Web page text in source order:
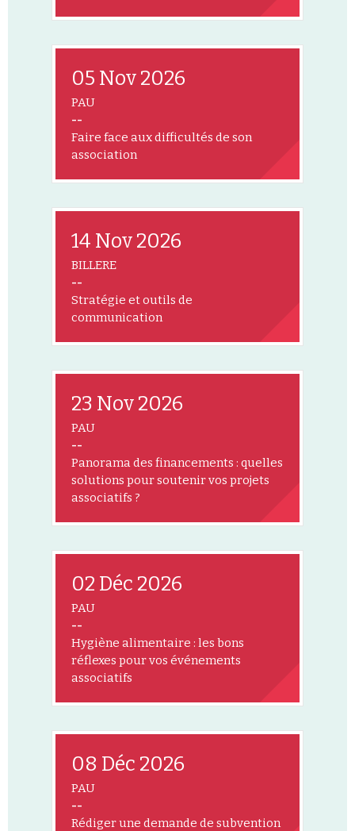
05 Nov 2026
PAU
--
Faire face aux difficultés de son
association
14 Nov 2026
BILLERE
--
Stratégie et outils de
communication
23 Nov 2026
PAU
--
Panorama des financements : quelles
solutions pour soutenir vos projets
associatifs ?
02 Déc 2026
PAU
--
Hygiène alimentaire : les bons
réflexes pour vos événements
associatifs
08 Déc 2026
PAU
--
Rédiger une demande de subvention